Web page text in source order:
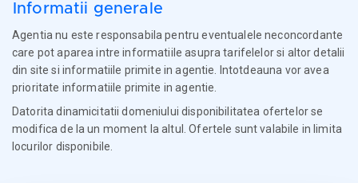
Informatii generale
Agentia nu este responsabila pentru eventualele neconcordante
care pot aparea intre informatiile asupra tarifelelor si altor detalii
din site si informatiile primite in agentie. Intotdeauna vor avea
prioritate informatiile primite in agentie.
Datorita dinamicitatii domeniului disponibilitatea ofertelor se
modifica de la un moment la altul. Ofertele sunt valabile in limita
locurilor disponibile.